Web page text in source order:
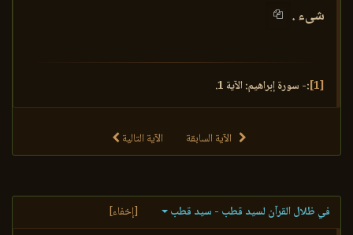
شىء .
[1] :- سورة إبراهيم: الآية 1.
الآية السابقة الآية التالية
في ظلال القرآن لسيد قطب - سيد قطب [إخفاء]